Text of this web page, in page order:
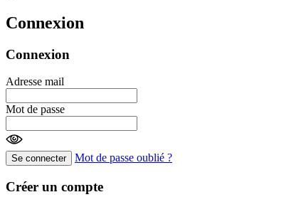
Connexion
Connexion
Adresse mail
Mot de passe
Se connecter Mot de passe oublié ?
Créer un compte